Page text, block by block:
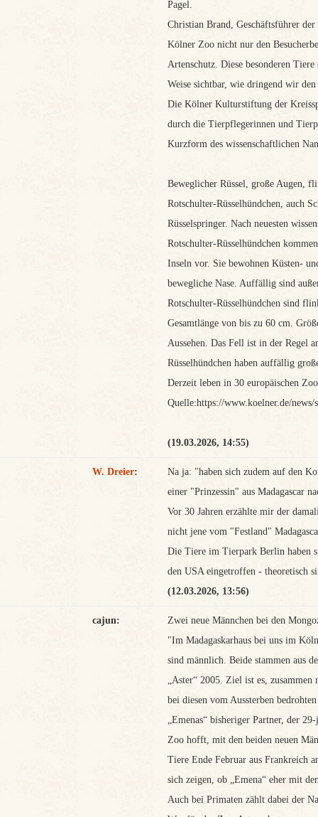
Pagel.
Christian Brand, Geschäftsführer
Kölner Zoo nicht nur den
Artenschutz. Diese besonderen
Weise sichtbar, wie dringend wir
Die Kölner Kulturstiftung der
durch die Tierpflegerinnen und
Kurzform des wissenschaftlichen
Beweglicher Rüssel, große Augen,
Rotschulter-Rüsselhündchen, auch
Rüsselspringer. Nach neuesten
Rotschulter-Rüsselhündchen
Inseln vor. Sie bewohnen Küsten-
bewegliche Nase. Auffällig sind
Rotschulter-Rüsselhündchen sind
Gesamtlänge von bis zu 60 cm.
Aussehen. Das Fell ist in der Regel
Rüsselhündchen haben auffällig
Derzeit leben in 30 europäischen
Quelle:https://www.koelner.de/
(19.03.2026, 14:55)
W. Dreier:
Na ja: "haben sich zudem auf den
einer "Prinzessin" aus Madagascar
Vor 30 Jahren erzählte mir der
nicht jene vom "Festland"
Die Tiere im Tierpark Berlin haben
den USA eingetroffen - theoretisch
(12.03.2026, 13:56)
cajun:
Zwei neue Männchen bei den
"Im Madagaskarhaus bei uns im
sind männlich. Beide stammen aus
„Aster“ 2005. Ziel ist es,
bei diesen vom Aussterben
„Emenas“ bisheriger Partner, der
Zoo hofft, mit den beiden neuen
Tiere Ende Februar aus Frankreich
sich zeigen, ob „Emena“ eher mit
Auch bei Primaten zählt dabei der